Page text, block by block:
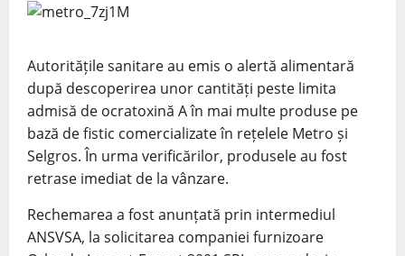
Autoritățile sanitare au emis o alertă alimentară
după descoperirea unor cantități peste limita
admisă de ocratoxină A în mai multe produse pe
bază de fistic comercializate în rețelele Metro și
Selgros. În urma verificărilor, produsele au fost
retrase imediat de la vânzare.
Rechemarea a fost anunțată prin intermediul
ANSVSA, la solicitarea companiei furnizoare